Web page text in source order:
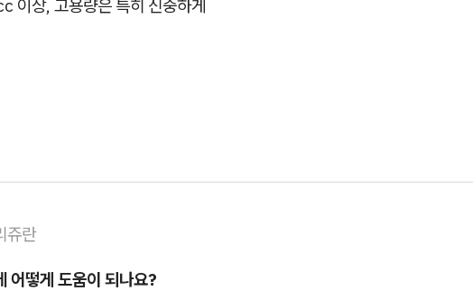
이상, 고용량은 특히 신중하게
쥬란
어떻게 도움이 되나요?